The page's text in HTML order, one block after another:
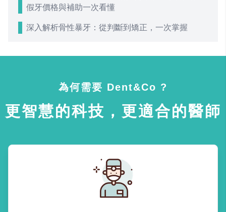
假牙價格與補助一次看懂
深入解析骨性暴牙：從判斷到矯正，一次掌握
為何需要 Dent&Co ?
更智慧的科技，更適合的醫師